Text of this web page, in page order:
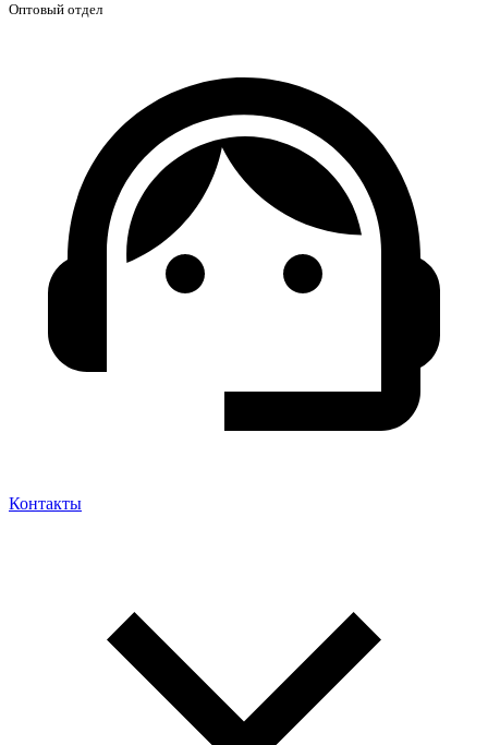
Оптовый отдел
Контакты